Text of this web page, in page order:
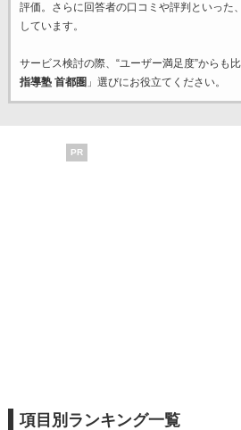
評価。さらに回答者の口コミや評判といった
しています。
サービス検討の際、“ユーザー満足度”からも
指導塾 首都圏 」選びにお役立てください。
PR
項目別ランキング一覧